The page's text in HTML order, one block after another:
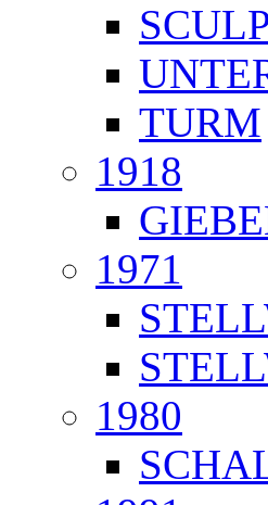
TURM
1918
1971
1980